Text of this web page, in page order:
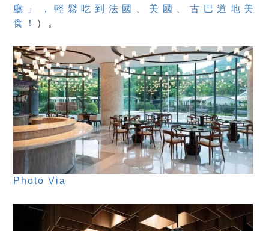
廳」，輕鬆吃到法國、美國、古巴道地美
食！
）。
Photo Via